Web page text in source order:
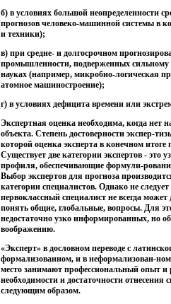
б) в условиях большой неопределенности
прогнозов человеко-машинной системы в
и техники);
в) при средне- и долгосрочном
промышленности, подверженных
науках (например, микробио-логическая
атомное машиностроение);
г) в условиях дефицита времени или
Экспертная оценка необходима, когда нет
объекта. Степень достоверности экспер-
которой оценка эксперта в конечном
Существует две категории экспертов - это
профиля, обеспечивающие формули-
Выбор экспертов для прогноза
категории специалистов. Однако не
первоклассный специалист не всегда
понять общие, глобальные, вопросы. Для
недостаточно узко информированных, но
воображению.
«Эксперт» в дословном переводе с
формализованном, и в неформализован-ном
место занимают профессиональный опыт и
необходимости и достаточности отнесения
следующим образом.